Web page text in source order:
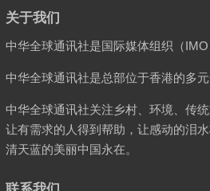
关于我们
中华全球通讯社是国际媒体组织（
中华全球通讯社是总部位于香港的多元
中华全球通讯社关注乡村、环境、传
让有需求的人得到帮助，让感动的泪
清天蓝的美丽中国永在。